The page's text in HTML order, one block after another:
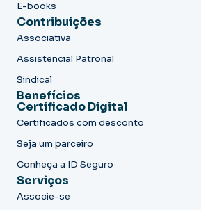
E-books
Contribuições
Associativa
Assistencial Patronal
Sindical
Benefícios
Certificado Digital
Certificados com desconto
Seja um parceiro
Conheça a ID Seguro
Serviços
Associe-se